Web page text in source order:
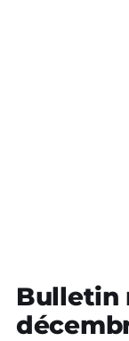
Bulletin